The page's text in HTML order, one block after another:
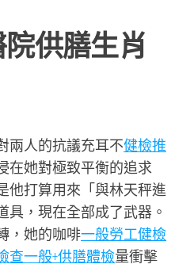
供膳生肖
兩人的抗議充耳不健檢推
在她對極致平衡的追求
他打算用來「與林天秤進
具，現在全部成了武器。
，她的咖啡一般勞工健檢
查一般+供膳體檢量衝擊